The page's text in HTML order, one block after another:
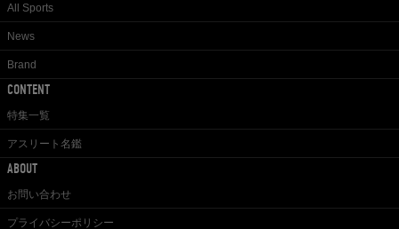
All Sports
News
Brand
CONTENT
特集一覧
アスリート名鑑
ABOUT
お問い合わせ
プライバシーポリシー